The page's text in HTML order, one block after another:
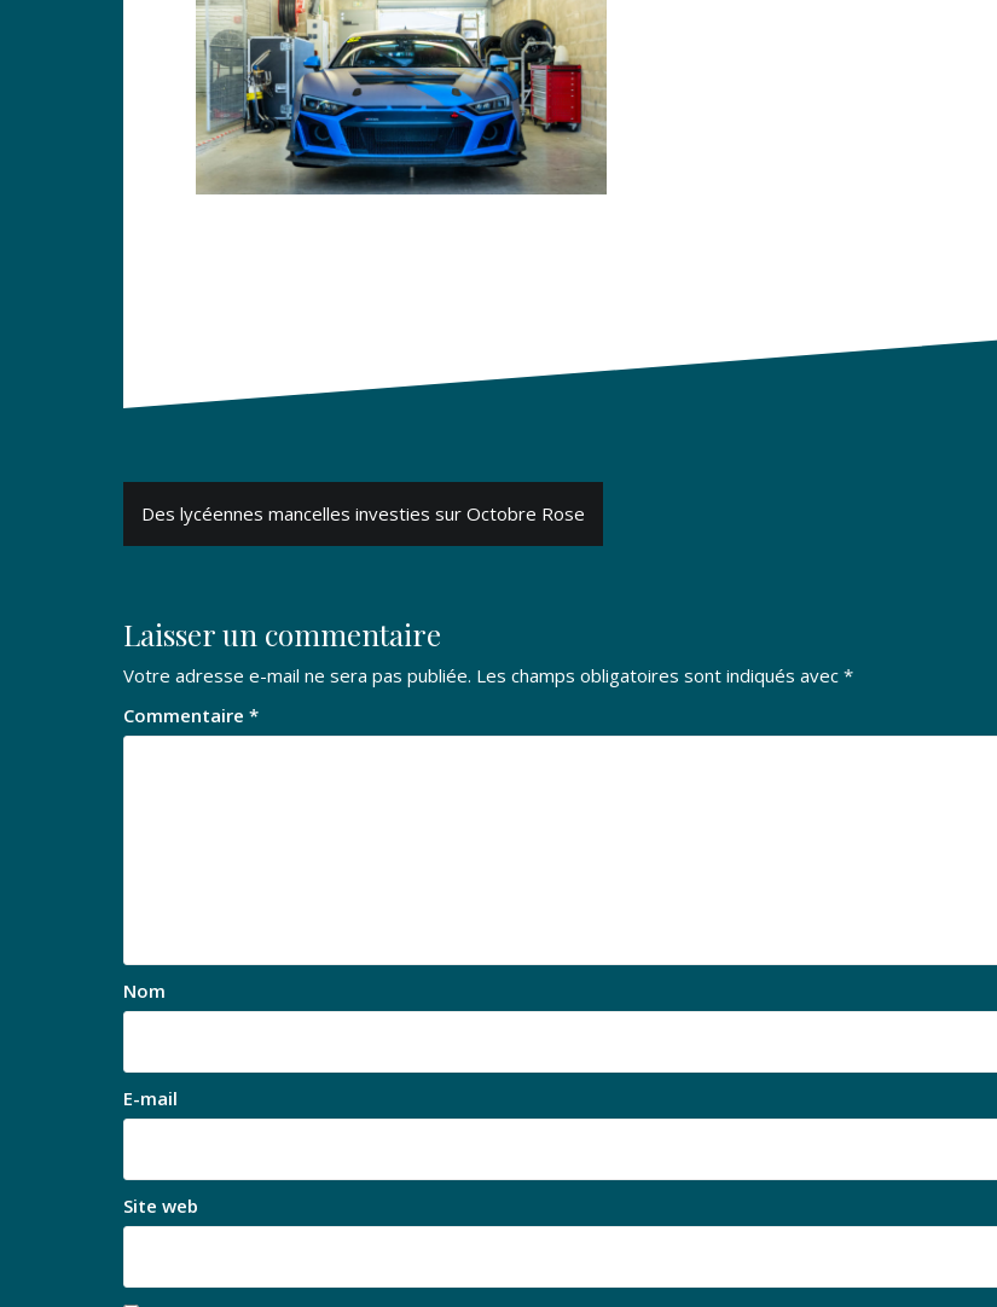
Navigation
de
Des lycéennes mancelles investies sur Octobre Rose
Laisser un commentaire
Votre adresse e-mail ne sera pas publiée. Les champs obligatoires sont indiqués avec *
Commentaire *
Nom
E-mail
Site web